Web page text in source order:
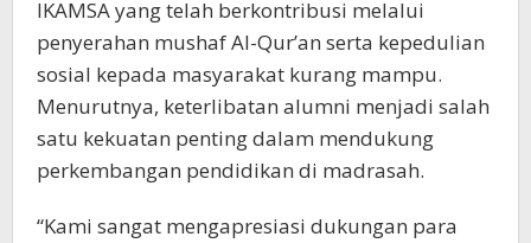
IKAMSA yang telah berkontribusi melalui
penyerahan mushaf Al-Qur’an serta kepedulian
sosial kepada masyarakat kurang mampu.
Menurutnya, keterlibatan alumni menjadi salah
satu kekuatan penting dalam mendukung
perkembangan pendidikan di madrasah.
“Kami sangat mengapresiasi dukungan para